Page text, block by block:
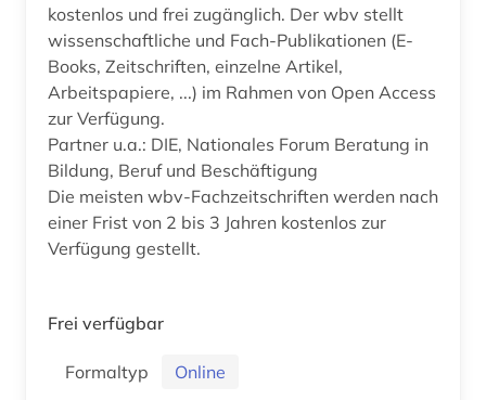
kostenlos und frei zugänglich. Der wbv stellt
wissenschaftliche und Fach-Publikationen (E-
Books, Zeitschriften, einzelne Artikel,
Arbeitspapiere, ...) im Rahmen von Open Access
zur Verfügung.
Partner u.a.: DIE, Nationales Forum Beratung in
Bildung, Beruf und Beschäftigung
Die meisten wbv-Fachzeitschriften werden nach
einer Frist von 2 bis 3 Jahren kostenlos zur
Verfügung gestellt.
Frei verfügbar
Formaltyp
Online